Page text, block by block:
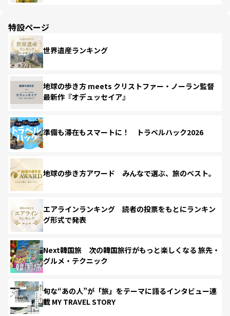
特設ページ
世界遺産ランキング
地球の歩き方 meets クリストファー・ノーラン監督
最新作『オデュッセイア』
準備も滞在もスマートに！ トラベルハック2026
地球の歩き方アワード みんなで選ぶ、旅のベスト。
エアラインランキング 読者の投票をもとにランキン
グ形式で発表
Next韓国旅 次の韓国旅行がもっと楽しくなる 旅先・
グルメ・テクニック
旬な“あの人”が「旅」をテーマに語るインタビュー連
載 MY TRAVEL STORY